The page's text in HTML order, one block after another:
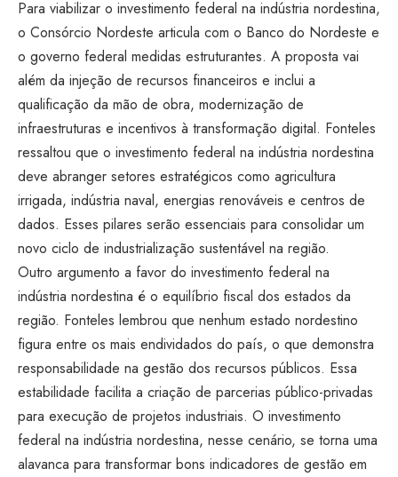
Para viabilizar o investimento federal na indústria nordestina,
o Consórcio Nordeste articula com o Banco do Nordeste e
o governo federal medidas estruturantes. A proposta vai
além da injeção de recursos financeiros e inclui a
qualificação da mão de obra, modernização de
infraestruturas e incentivos à transformação digital. Fonteles
ressaltou que o investimento federal na indústria nordestina
deve abranger setores estratégicos como agricultura
irrigada, indústria naval, energias renováveis e centros de
dados. Esses pilares serão essenciais para consolidar um
novo ciclo de industrialização sustentável na região.
Outro argumento a favor do investimento federal na
indústria nordestina é o equilíbrio fiscal dos estados da
região. Fonteles lembrou que nenhum estado nordestino
figura entre os mais endividados do país, o que demonstra
responsabilidade na gestão dos recursos públicos. Essa
estabilidade facilita a criação de parcerias público-privadas
para execução de projetos industriais. O investimento
federal na indústria nordestina, nesse cenário, se torna uma
alavanca para transformar bons indicadores de gestão em